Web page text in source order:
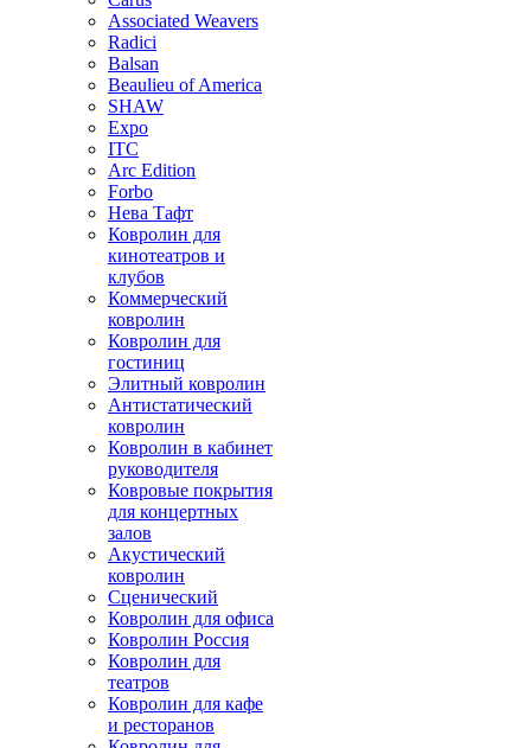
Associated Weavers
Radici
Balsan
Beaulieu of America
SHAW
Expo
ITC
Arc Edition
Forbo
Нева Тафт
Ковролин для
кинотеатров и
клубов
Коммерческий
ковролин
Ковролин для
гостиниц
Элитный ковролин
Антистатический
ковролин
Ковролин в кабинет
руководителя
Ковровые покрытия
для концертных
залов
Акустический
ковролин
Сценический
Ковролин для офиса
Ковролин Россия
Ковролин для
театров
Ковролин для кафе
и ресторанов